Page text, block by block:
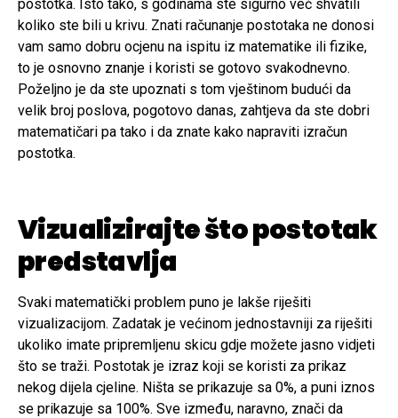
postotka. Isto tako, s godinama ste sigurno već shvatili
koliko ste bili u krivu. Znati računanje postotaka ne donosi
vam samo dobru ocjenu na ispitu iz matematike ili fizike,
to je osnovno znanje i koristi se gotovo svakodnevno.
Poželjno je da ste upoznati s tom vještinom budući da
velik broj poslova, pogotovo danas, zahtjeva da ste dobri
matematičari pa tako i da znate kako napraviti izračun
postotka.
Vizualizirajte što postotak
predstavlja
Svaki matematički problem puno je lakše riješiti
vizualizacijom. Zadatak je većinom jednostavniji za riješiti
ukoliko imate pripremljenu skicu gdje možete jasno vidjeti
što se traži. Postotak je izraz koji se koristi za prikaz
nekog dijela cjeline. Ništa se prikazuje sa 0%, a puni iznos
se prikazuje sa 100%. Sve između, naravno, znači da